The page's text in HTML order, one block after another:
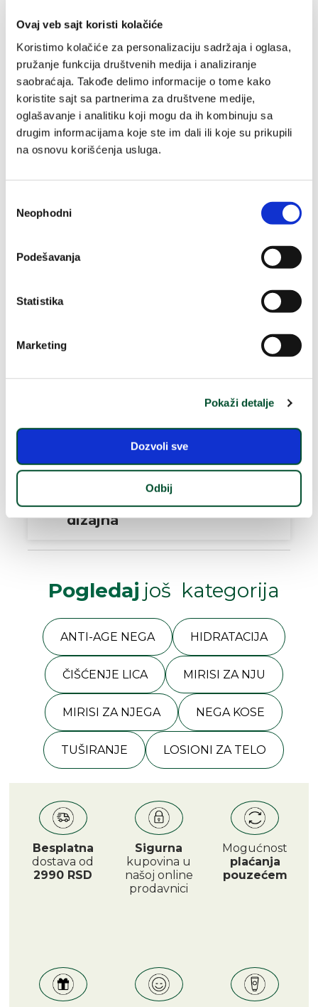
Ovaj veb sajt koristi kolačiće
Koristimo kolačiće za personalizaciju sadržaja i oglasa,
pružanje funkcija društvenih medija i analiziranje
saobraćaja. Takođe delimo informacije o tome kako
koristite sajt sa partnerima za društvene medije,
oglašavanje i analitiku koji mogu da ih kombinuju sa
drugim informacijama koje ste im dali ili koje su prikupili
na osnovu korišćenja usluga.
сагласности
Neophodni
Podešavanja
Statistika
Marketing
Pokaži detalje
Dozvoli sve
Odbij
Serum za zaštitu kose
100 ml
cena
aktivni sastojci
Uzgojeni na
našim
organskim
Pretočeni u
ekološkog
dizajna
Pogledaj još kategorija
ANTI-AGE NEGA HIDRATACIJA
ČIŠĆENJE LICA MIRISI ZA NJU
MIRISI ZA NJEGA NEGA KOSE
TUŠIRANJE LOSIONI ZA TELO
Besplatna
dostava od
2990 RSD
Sigurna
kupovina u
našoj online
prodavnici
Mogućnost
plaćanja
pouzećem